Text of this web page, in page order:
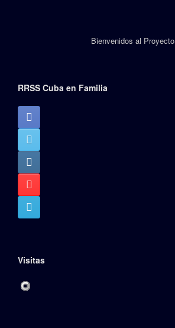
Bienvenidos al Proyecto
RRSS Cuba en Familia
Visitas